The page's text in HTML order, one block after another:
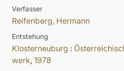
Verfasser
Reifenberg, Hermann
Entstehung
Klosterneuburg :
werk, 1978